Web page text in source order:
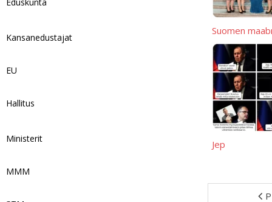
Suomen
Jep
Kansanedustajat
EU
Hallitus
Ministerit
MMM